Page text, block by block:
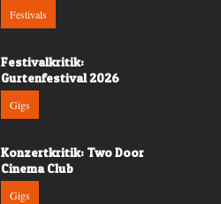
Festivals
Festivalkritik:
Gurtenfestival 2026
Gigs
Konzertkritik: Two Door
Cinema Club
Gigs